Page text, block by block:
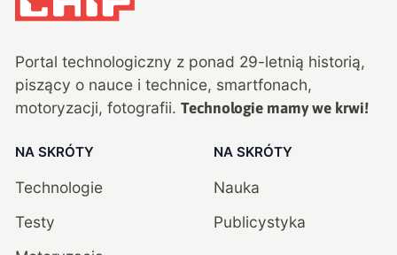
Portal technologiczny z ponad 29-letnią historią,
piszący o nauce i technice, smartfonach,
motoryzacji, fotografii. Technologie mamy we krwi!
NA SKRÓTY
Technologie
Testy
NA SKRÓTY
Nauka
Publicystyka